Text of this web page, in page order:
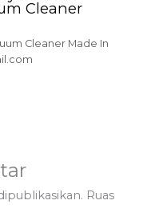
Cleaner
Cleaner Made In
Ruas